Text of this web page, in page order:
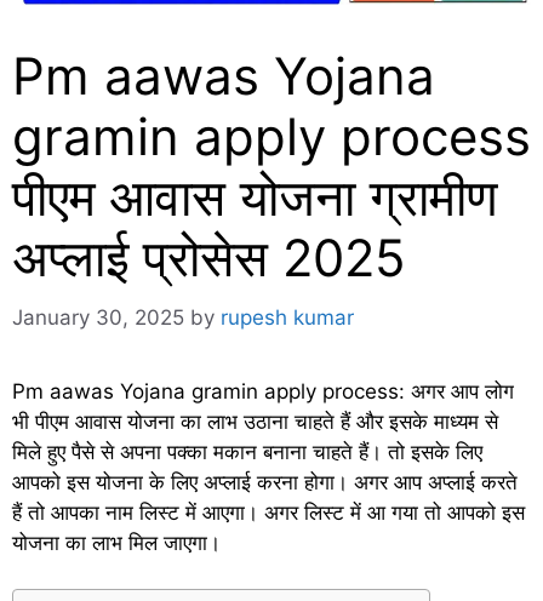
Pm aawas Yojana
gramin apply process
पीएम आवास योजना ग्रामीण
अप्लाई प्रोसेस 2025
January 30, 2025 by rupesh kumar
Pm aawas Yojana gramin apply process: अगर आप लोग
भी पीएम आवास योजना का लाभ उठाना चाहते हैं और इसके माध्यम से
मिले हुए पैसे से अपना पक्का मकान बनाना चाहते हैं। तो इसके लिए
आपको इस योजना के लिए अप्लाई करना होगा। अगर आप अप्लाई करते
हैं तो आपका नाम लिस्ट में आएगा। अगर लिस्ट में आ गया तो आपको इस
योजना का लाभ मिल जाएगा।